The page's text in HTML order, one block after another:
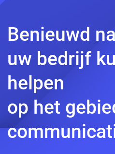
Benieuwd
uw bedrijf
helpen
op het